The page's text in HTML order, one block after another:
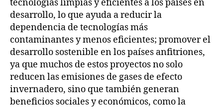
tecnologías limpias y eficientes a los países en
desarrollo, lo que ayuda a reducir la
dependencia de tecnologías más
contaminantes y menos eficientes; promover el
desarrollo sostenible en los países anfitriones,
ya que muchos de estos proyectos no solo
reducen las emisiones de gases de efecto
invernadero, sino que también generan
beneficios sociales y económicos, como la